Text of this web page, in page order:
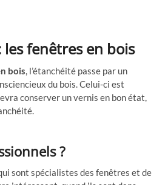
les fenêtres en bois
bois, l’étanchéité passe par un
du bois. Celui-ci est
conserver un vernis en bon état,
?
sont spécialistes des fenêtres et de